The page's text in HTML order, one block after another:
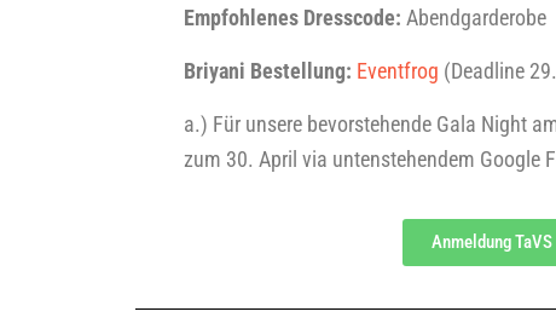
Emp­foh­le­nes Dress­code: Abend­gar­de­ro­be
Bri­ya­ni Bestel­lung: Event­frog (Dead­line
a.) Für unse­re bevor­ste­hen­de Gala Night
zum 30. April via unten­ste­hen­dem Goog­le
Anmel­dung